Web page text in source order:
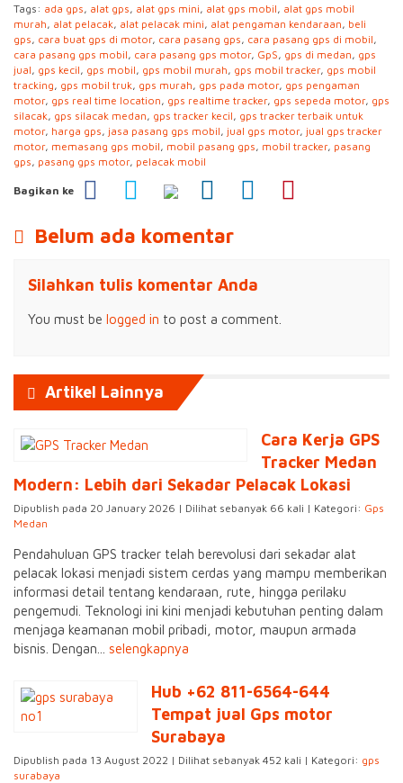
Tags: ada gps, alat gps, alat gps mini, alat gps mobil, alat gps mobil
murah, alat pelacak, alat pelacak mini, alat pengaman kendaraan, beli
gps, cara buat gps di motor, cara pasang gps, cara pasang gps di mobil,
cara pasang gps mobil, cara pasang gps motor, GpS, gps di medan, gps
jual, gps kecil, gps mobil, gps mobil murah, gps mobil tracker, gps mobil
tracking, gps mobil truk, gps murah, gps pada motor, gps pengaman
motor, gps real time location, gps realtime tracker, gps sepeda motor, gps
silacak, gps silacak medan, gps tracker kecil, gps tracker terbaik untuk
motor, harga gps, jasa pasang gps mobil, jual gps motor, jual gps tracker
motor, memasang gps mobil, mobil pasang gps, mobil tracker, pasang
gps, pasang gps motor, pelacak mobil
Bagikan ke
Belum ada komentar
Silahkan tulis komentar Anda
You must be logged in to post a comment.
Artikel Lainnya
Cara Kerja GPS
Tracker Medan
Modern: Lebih dari Sekadar Pelacak Lokasi
Dipublish pada 20 January 2026 | Dilihat sebanyak 66 kali | Kategori: Gps
Medan
Pendahuluan GPS tracker telah berevolusi dari sekadar alat
pelacak lokasi menjadi sistem cerdas yang mampu memberikan
informasi detail tentang kendaraan, rute, hingga perilaku
pengemudi. Teknologi ini kini menjadi kebutuhan penting dalam
menjaga keamanan mobil pribadi, motor, maupun armada
bisnis. Dengan... selengkapnya
Hub +62 811-6564-644
Tempat jual Gps motor
Surabaya
Dipublish pada 13 August 2022 | Dilihat sebanyak 452 kali | Kategori: gps
surabaya